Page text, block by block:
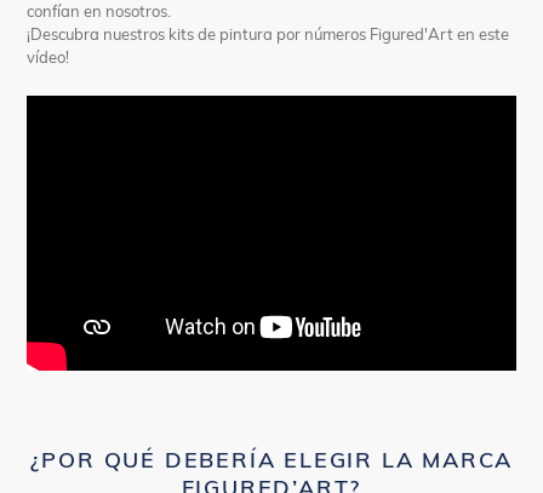
confían en nosotros.
¡Descubra nuestros kits de pintura por números Figured'Art en este
vídeo!
¿POR QUÉ DEBERÍA ELEGIR LA MARCA
FIGURED’ART?